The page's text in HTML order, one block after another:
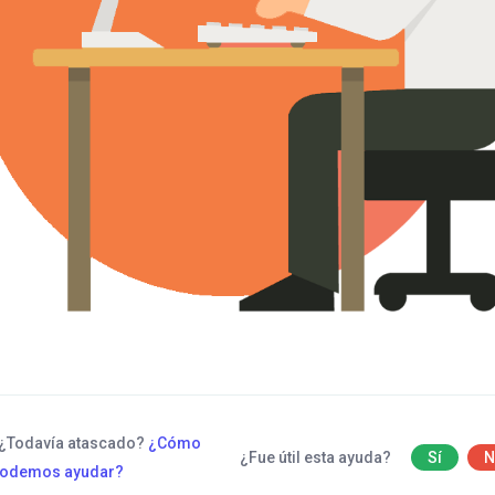
atascado? ¿Cómo
ayudar?
¿Fue útil esta ayuda? Sí